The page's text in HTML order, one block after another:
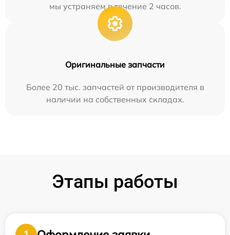
мы устраняем в течение 2 часов.
Оригинальные запчасти
Более 20 тыс. запчастей от производителя в
наличии на собственных складах.
Этапы работы